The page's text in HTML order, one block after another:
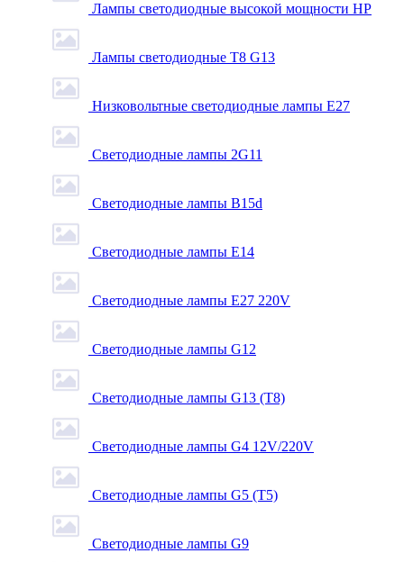
Лампы светодиодные высокой мощности HP
Лампы светодиодные Т8 G13
Низковольтные светодиодные лампы E27
Светодиодные лампы 2G11
Светодиодные лампы B15d
Светодиодные лампы E14
Светодиодные лампы E27 220V
Светодиодные лампы G12
Светодиодные лампы G13 (T8)
Светодиодные лампы G4 12V/220V
Светодиодные лампы G5 (T5)
Светодиодные лампы G9